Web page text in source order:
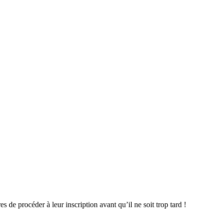
de procéder à leur inscription avant qu’il ne soit trop tard !